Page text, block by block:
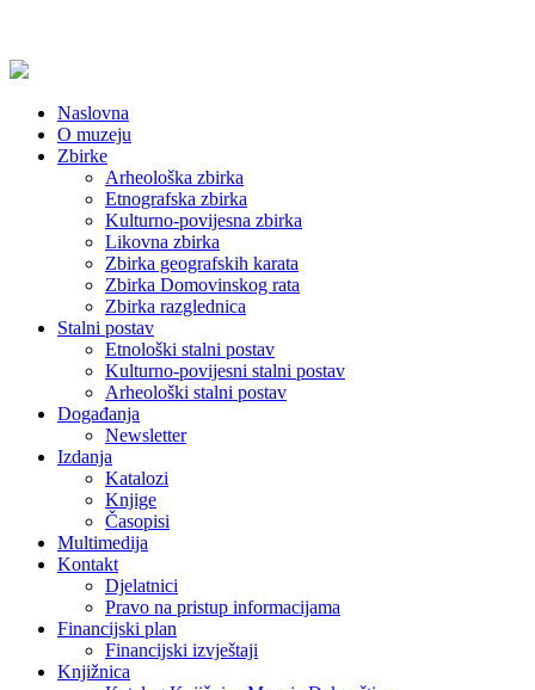
Naslovna
O muzeju
Zbirke
Arheološka zbirka
Etnografska zbirka
Kulturno-povijesna zbirka
Likovna zbirka
Zbirka geografskih karata
Zbirka Domovinskog rata
Zbirka razglednica
Stalni postav
Etnološki stalni postav
Kulturno-povijesni stalni postav
Arheološki stalni postav
Događanja
Newsletter
Izdanja
Katalozi
Knjige
Časopisi
Multimedija
Kontakt
Djelatnici
Pravo na pristup informacijama
Financijski plan
Financijski izvještaji
Knjižnica